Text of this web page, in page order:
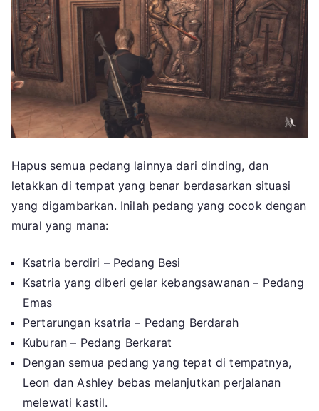
Hapus semua pedang lainnya dari dinding, dan
letakkan di tempat yang benar berdasarkan situasi
yang digambarkan. Inilah pedang yang cocok dengan
mural yang mana:
Ksatria berdiri – Pedang Besi
Ksatria yang diberi gelar kebangsawanan – Pedang
Emas
Pertarungan ksatria – Pedang Berdarah
Kuburan – Pedang Berkarat
Dengan semua pedang yang tepat di tempatnya,
Leon dan Ashley bebas melanjutkan perjalanan
melewati kastil.